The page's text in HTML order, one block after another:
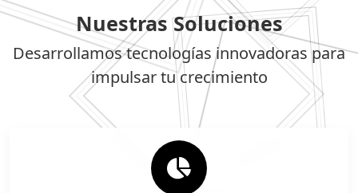
Nuestras Soluciones
Desarrollamos tecnologías innovadoras para
impulsar tu crecimiento